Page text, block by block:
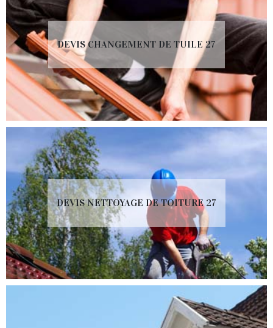
DEVIS CHANGEMENT DE TUILE 27
DEVIS NETTOYAGE DE TOITURE 27